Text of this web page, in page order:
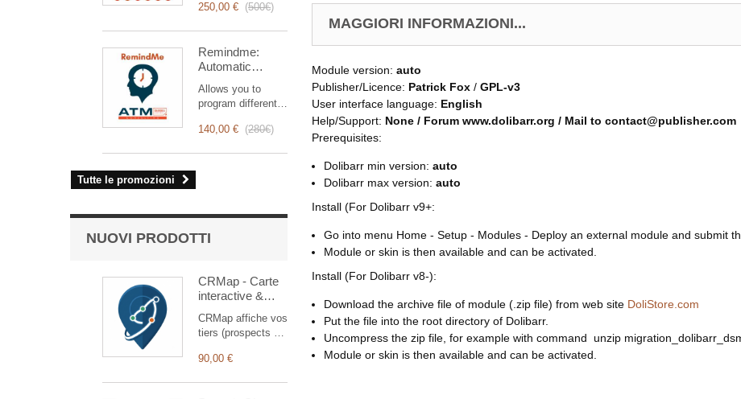
rivoluzionario che
gestione degli
interventi, dalla
pianificazione alla
fatturazione.
Pensato per team
commerciali e
suite completa di
trasparente ed
intervento.
250,00 € (500€)
Remindme:
Automatic
event,
notification)
Allows you to
program different
based on a trigger.
140,00 € (280€)
Tutte le promozioni
NUOVI PRODOTTI
CRMap - Carte
interactive &
tournées
commerciales
CRMap affiche vos
tiers (prospects et
carte interactive
90,00 €
MAGGIORI INFORMAZIONI...
Module version: auto
Publisher/Licence: Patrick Fox / GPL-v3
User interface language: English
Help/Support: None / Forum www.dolibarr.org / Mail to contact@publisher.com
Prerequisites:
Dolibarr min version: auto
Dolibarr max version: auto
Install (For Dolibarr v9+:
Go into menu Home - Setup - Modules - Deploy an external module and submit
Module or skin is then available and can be activated.
Install (For Dolibarr v8-):
Download the archive file of module (.zip file) from web site DoliStore.com
Put the file into the root directory of Dolibarr.
Uncompress the zip file, for example with command unzip
Module or skin is then available and can be activated.